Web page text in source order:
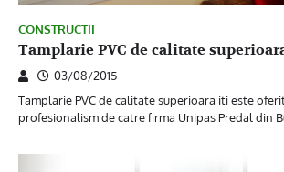
CONSTRUCTII
Tamplarie PVC de calitate
03/08/2015
Tamplarie PVC de calitate superioara iti este
profesionalism de catre firma Unipas Predal din